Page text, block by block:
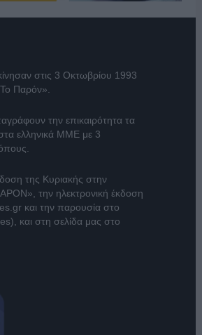
στις 3 Οκτωβρίου 1993
Παρόν».
την επικαιρότητα τα
ελληνικά ΜΜΕ με 3
της Κυριακής στην
, την ηλεκτρονική έκδοση
και την παρουσία στο
, και στη σελίδα μας στο